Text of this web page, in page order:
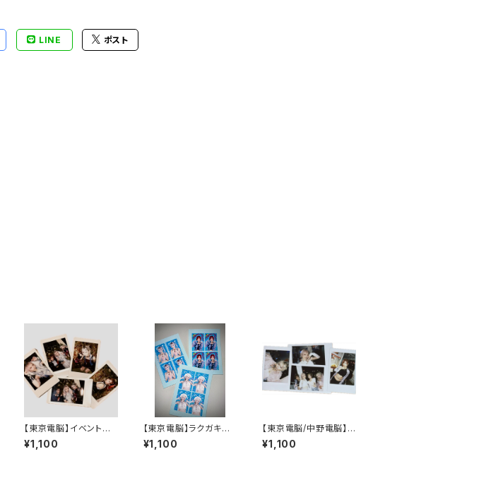
LINE ポスト
【東京電脳】イベントラ
ンダムチェキ - 7/26
TRINITY LIVE@東京
¥1,100
【東京電脳】ラクガキ証
明写真風ステッカー
¥1,100
【東京電脳/中野電脳】ラ
ンダムチェキ - 7/25
NEOKYO CRUISE衣
¥1,100